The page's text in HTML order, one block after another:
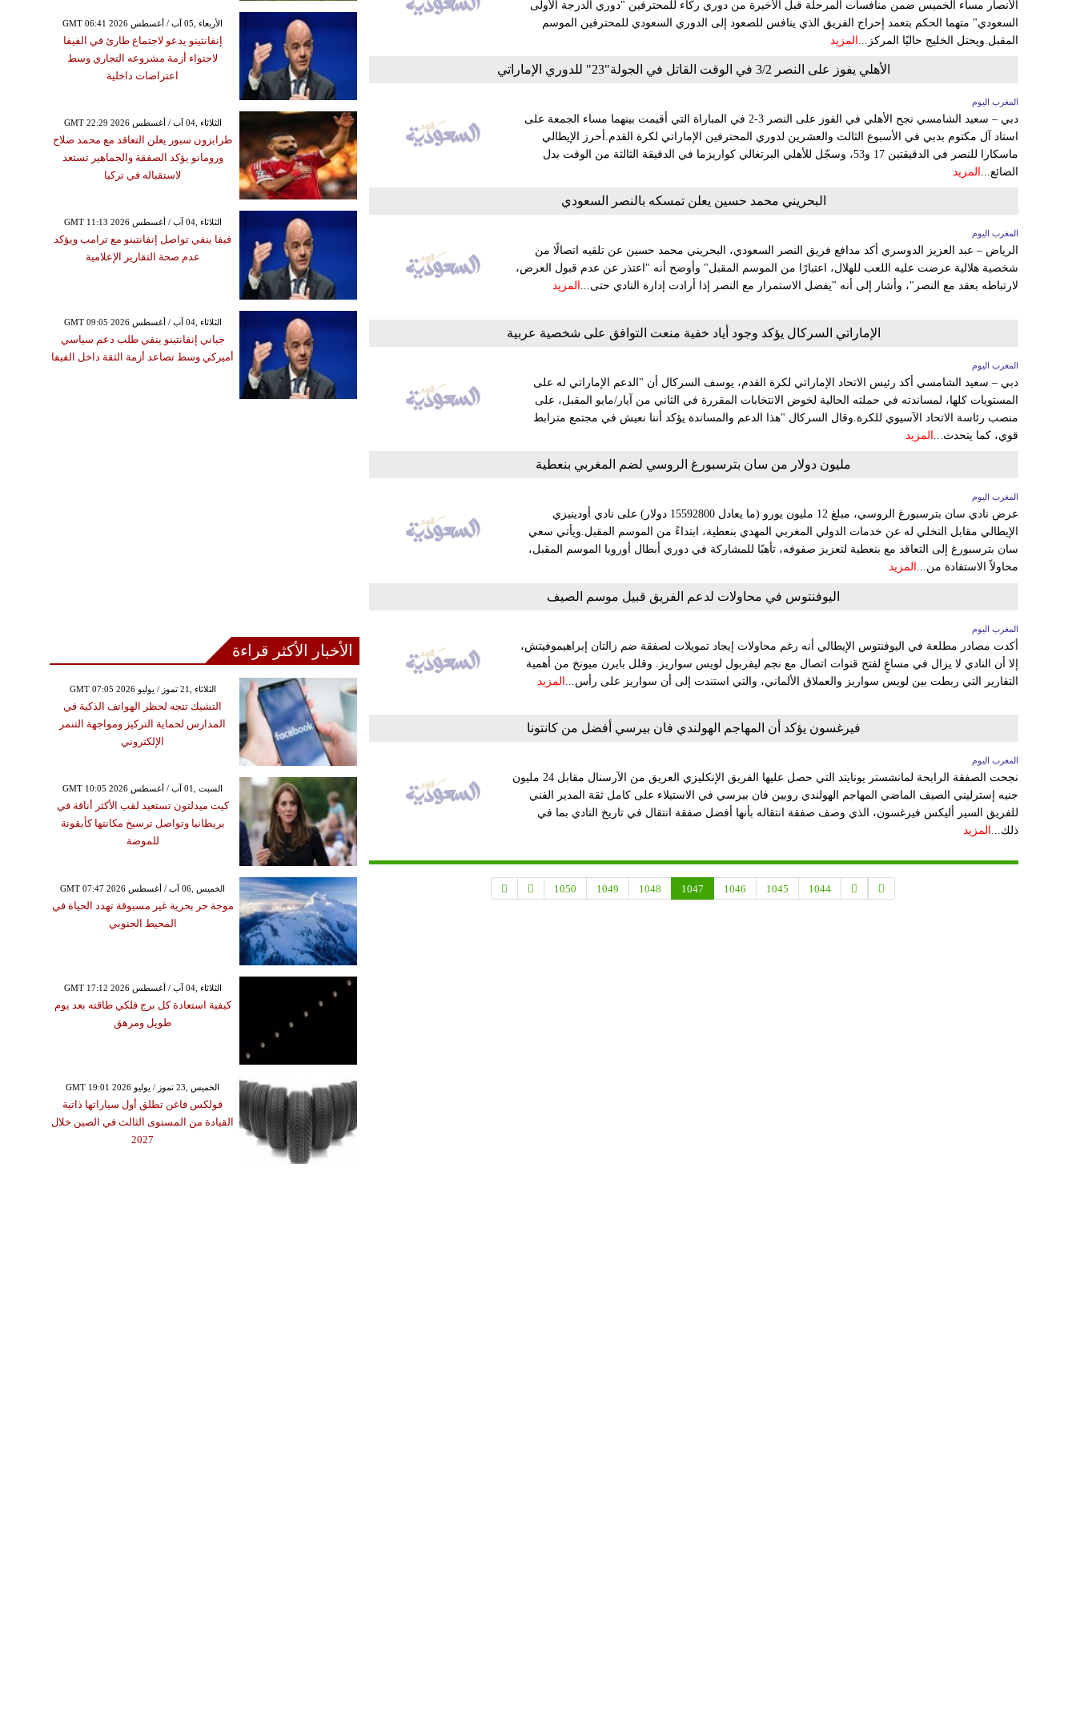
الأنصار مساء الخميس ضمن منافسات المرحلة قبل الأخيرة من دوري ركاء للمحترفين "دوري الدرجة الأولى
السعودي" متهما الحكم بتعمد إحراج الفريق الذي ينافس للصعود إلى الدوري السعودي للمحترفين الموسم
المقبل.ويحتل الخليج حاليًا المركز... المزيد
الأهلي يفوز على النصر 3/2 في الوقت القاتل في الجولة"23" للدوري الإماراتي
المغرب اليوم
دبي – سعيد الشامسي نجح الأهلي في الفوز على النصر 3-2 في المباراة التي أقيمت بينهما مساء الجمعة على
استاد آل مكتوم بدبي في الأسبوع الثالث والعشرين لدوري المحترفين الإماراتي لكرة القدم.أحرز الإيطالي
ماسكارا للنصر في الدقيقتين 17 و53، وسجّل للأهلي البرتغالي كواريزما في الدقيقة الثالثة من الوقت بدل
الضائع...
المزيد
البحريني محمد حسين يعلن تمسكه بالنصر السعودي
المغرب اليوم
الرياض – عبد العزيز الدوسري أكد مدافع فريق النصر السعودي، البحريني محمد حسين عن تلقيه اتصالًا من
شخصية هلالية عرضت عليه اللعب للهلال، اعتبارًا من الموسم المقبل" وأوضح أنه "اعتذر عن عدم قبول العرض،
لارتباطه بعقد مع النصر"، وأشار إلى أنه "يفضل الاستمرار مع النصر إذا أرادت إدارة النادي حتى... المزيد
الإماراتي السركال يؤكد وجود أياد خفية منعت التوافق على شخصية عربية
المغرب اليوم
دبي – سعيد الشامسي أكد رئيس الاتحاد الإماراتي لكرة القدم، يوسف السركال أن "الدعم الإماراتي له على
المستويات كلها، لمساندته في حملته الحالية لخوض الانتخابات المقررة في الثاني من آيار/مايو المقبل، على
منصب رئاسة الاتحاد الآسيوي للكرة.وقال السركال "هذا الدعم والمساندة يؤكد أننا نعيش في مجتمع مترابط
قوي، كما يتحدث...
المزيد
مليون دولار من سان بترسبورغ الروسي لضم المغربي بنعطية
المغرب اليوم
عرض نادي سان بترسبورغ الروسي، مبلغ 12 مليون يورو (ما يعادل 15592800 دولار) على نادي أودينيزي
الإيطالي مقابل التخلي له عن خدمات الدولي المغربي المهدي بنعطية، ابتداءً من الموسم المقبل.ويأتي سعي
سان بترسبورغ إلى التعاقد مع بنعطية لتعزيز صفوفه، تأهبًا للمشاركة في دوري أبطال أوروبا الموسم المقبل،
محاولاً الاستفادة من... المزيد
اليوفنتوس في محاولات لدعم الفريق قبيل موسم الصيف
المغرب اليوم
أكدت مصادر مطلعة في اليوفنتوس الإيطالي أنه رغم محاولات إيجاد تمويلات لصفقة ضم زالتان إبراهيموفيتش،
إلا أن النادي لا يزال في مساعٍ لفتح قنوات اتصال مع نجم ليفربول لويس سواريز. وقلل بايرن ميونخ من أهمية
التقارير التي ربطت بين لويس سواريز والعملاق الألماني، والتي استندت إلى أن سواريز على رأس... المزيد
فيرغسون يؤكد أن المهاجم الهولندي فان بيرسي أفضل من كانتونا
المغرب اليوم
نجحت الصفقة الرابحة لمانشستر يونايتد التي حصل عليها الفريق الإنكليزي العريق من الآرسنال مقابل 24 مليون
جنيه إسترليني الصيف الماضي المهاجم الهولندي روبين فان بيرسي في الاستيلاء على كامل ثقة المدير الفني
للفريق السير أليكس فيرغسون، الذي وصف صفقة انتقاله بأنها أفضل صفقة انتقال في تاريخ النادي بما في
ذلك... المزيد
1044
1045
1046
1047
1048
1049
1050
GMT 06:41 2026 الأربعاء ,05 آب / أغسطس
إنفانتينو يدعو لاجتماع طارئ في الفيفا
لاحتواء أزمة مشروعه التجاري وسط
اعتراضات داخلية
GMT 22:29 2026 الثلاثاء ,04 آب / أغسطس
طرابزون سبور يعلن التعاقد مع محمد صلاح
ورومانو يؤكد الصفقة والجماهير تستعد
لاستقباله في تركيا
GMT 11:13 2026 الثلاثاء ,04 آب / أغسطس
فيفا ينفي تواصل إنفانتينو مع ترامب ويؤكد
عدم صحة التقارير الإعلامية
GMT 09:05 2026 الثلاثاء ,04 آب / أغسطس
جياني إنفانتينو ينفي طلب دعم سياسي
أميركي وسط تصاعد أزمة الثقة داخل الفيفا
الأخبار الأكثر قراءة
GMT 07:05 2026 الثلاثاء ,21 تموز / يوليو
التشيك تتجه لحظر الهواتف الذكية في
المدارس لحماية التركيز ومواجهة التنمر
الإلكتروني
GMT 10:05 2026 السبت ,01 آب / أغسطس
كيت ميدلتون تستعيد لقب الأكثر أناقة في
بريطانيا وتواصل ترسيخ مكانتها كأيقونة
للموضة
GMT 07:47 2026 الخميس ,06 آب / أغسطس
موجة حر بحرية غير مسبوقة تهدد الحياة في
المحيط الجنوبي
GMT 17:12 2026 الثلاثاء ,04 آب / أغسطس
كيفية استعادة كل برج فلكي طاقته بعد يوم
طويل ومرهق
GMT 19:01 2026 الخميس ,23 تموز / يوليو
فولكس فاغن تطلق أول سياراتها ذاتية
القيادة من المستوى الثالث في الصين خلال
2027